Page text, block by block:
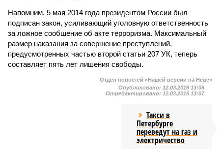
Напомним, 5 мая 2014 года президентом России был
подписан закон, усиливающий уголовную ответственность
за ложное сообщение об акте терроризма. Максимальный
размер наказания за совершение преступлений,
предусмотренных частью второй статьи 207 УК, теперь
составляет пять лет лишения свободы.
Отдел новостей «Нашей версии на Неве»
Опубликовано: 12.03.2016 13:06
Отредактировано: 12.03.2016 13:07
Такси в
Петербурге
переведут на газ и
электричество